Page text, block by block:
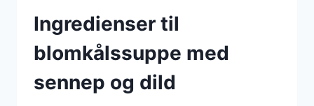
Ingredienser til
blomkålssuppe med
sennep og dild